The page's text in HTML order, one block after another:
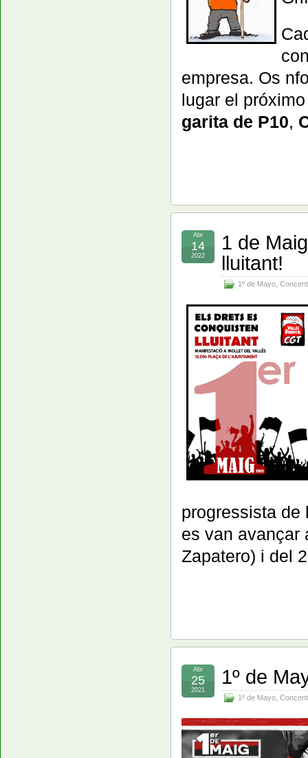
empresa. Os
lugar el
garita de P10,
1 de
lluitant!
1º de Mayo
Abr
14
2022
progressista de
es van avançar
Zapatero) i del
1º de
1º de Mayo
Abr
25
2021